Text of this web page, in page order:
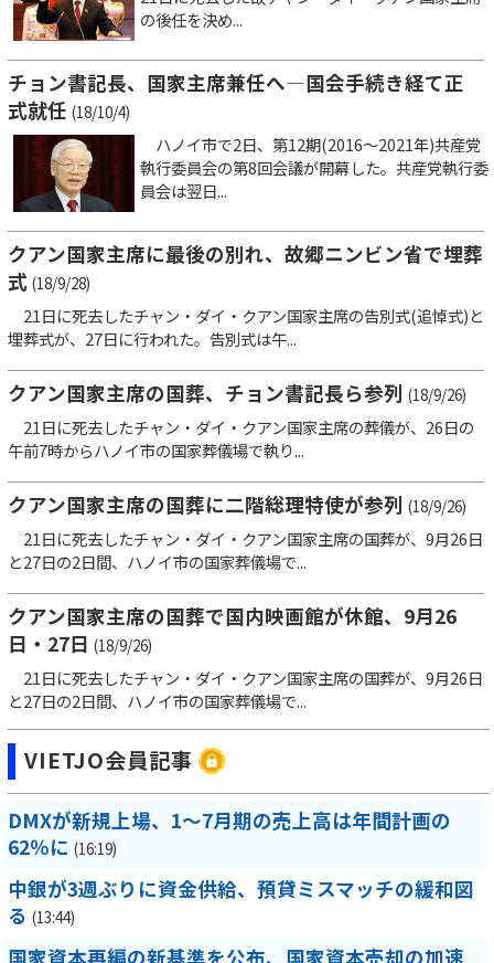
の後任を決め...
チョン書記長、国家主席兼任へ―国会手続き経て正
式就任 (18/10/4)
ハノイ市で2日、第12期(2016～2021年)共産党
執行委員会の第8回会議が開幕した。共産党執行委
員会は翌日...
クアン国家主席に最後の別れ、故郷ニンビン省で埋葬
式 (18/9/28)
21日に死去したチャン・ダイ・クアン国家主席の告別式(追悼式)と
埋葬式が、27日に行われた。告別式は午...
クアン国家主席の国葬、チョン書記長ら参列 (18/9/26)
21日に死去したチャン・ダイ・クアン国家主席の葬儀が、26日の
午前7時からハノイ市の国家葬儀場で執り...
クアン国家主席の国葬に二階総理特使が参列 (18/9/26)
21日に死去したチャン・ダイ・クアン国家主席の国葬が、9月26日
と27日の2日間、ハノイ市の国家葬儀場で...
クアン国家主席の国葬で国内映画館が休館、9月26
日・27日 (18/9/26)
21日に死去したチャン・ダイ・クアン国家主席の国葬が、9月26日
と27日の2日間、ハノイ市の国家葬儀場で...
VIETJO会員記事
DMXが新規上場、1～7月期の売上高は年間計画の
62％に (16:19)
中銀が3週ぶりに資金供給、預貸ミスマッチの緩和図
る (13:44)
国家資本再編の新基準を公布、国家資本売却の加速